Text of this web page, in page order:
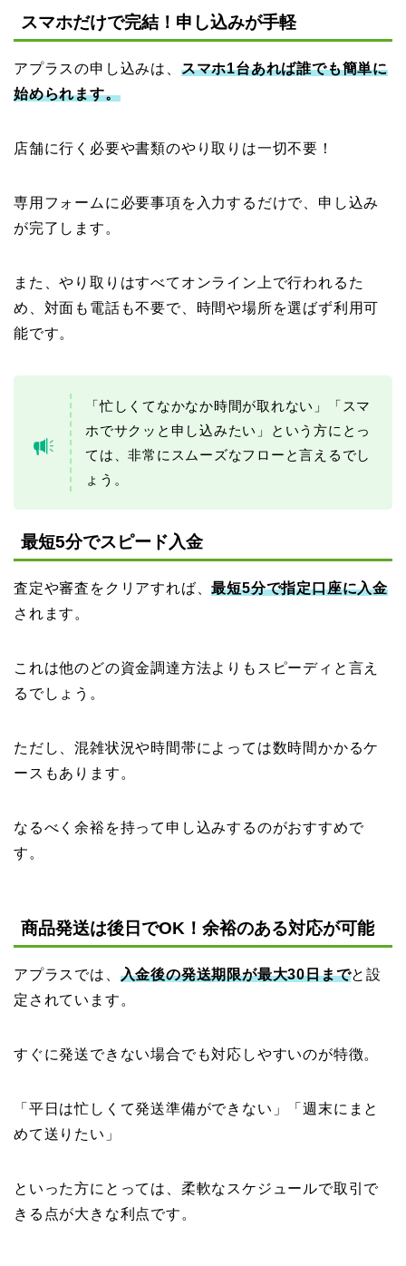
スマホだけで完結！申し込みが手軽
アプラスの申し込みは、 スマホ1台あれば誰でも簡単に
始められます。
店舗に行く必要や書類のやり取りは一切不要！
専用フォームに必要事項を入力するだけで、申し込み
が完了します。
また、やり取りはすべてオンライン上で行われるた
め、対面も電話も不要で、時間や場所を選ばず利用可
能です。
「忙しくてなかなか時間が取れない」「スマ
ホでサクッと申し込みたい」という方にとっ
ては、非常にスムーズなフローと言えるでし
ょう。
最短5分でスピード入金
査定や審査をクリアすれば、最短5分で指定口座に入金
されます。
これは他のどの資金調達方法よりもスピーディと言え
るでしょう。
ただし、混雑状況や時間帯によっては数時間かかるケ
ースもあります。
なるべく余裕を持って申し込みするのがおすすめで
す。
商品発送は後日でOK！余裕のある対応が可能
アプラスでは、 入金後の発送期限が最大30日までと設
定されています。
すぐに発送できない場合でも対応しやすいのが特徴。
「平日は忙しくて発送準備ができない」「週末にまと
めて送りたい」
といった方にとっては、柔軟なスケジュールで取引で
きる点が大きな利点です。